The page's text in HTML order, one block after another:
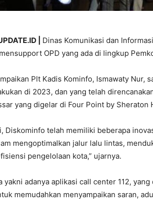
| Dinas Komunikasi dan
OPD yang ada di lingkup
Plt Kadis Kominfo, Ismawaty Nur,
di 2023, dan yang telah
yang digelar di Four Point by
Diskominfo telah memiliki beberapa
mengoptimalkan jalur lalu lintas,
pengelolaan kota,” ujarnya.
yakni adanya aplikasi call center 112,
memudahkan menyampaikan saran,